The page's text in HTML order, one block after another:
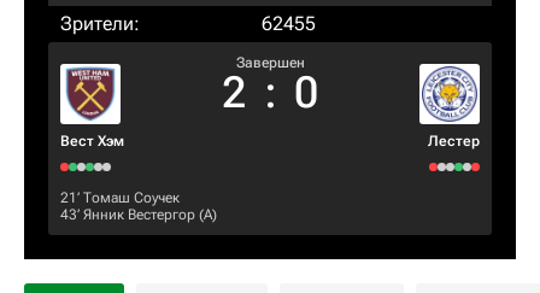
Зрители:
62455
Вест Хэм
Завершен
2 : 0
Лестер
21‎’‎ Томаш Соучек
43‎’‎ Янник Вестергор (А)